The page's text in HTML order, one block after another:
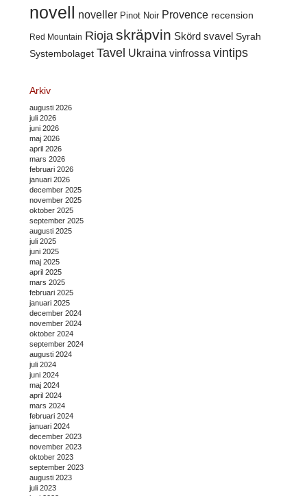
novell noveller Pinot Noir Provence recension
Red Mountain Rioja skräpvin Skörd svavel Syrah
Systembolaget Tavel Ukraina vinfrossa vintips
Arkiv
augusti 2026
juli 2026
juni 2026
maj 2026
april 2026
mars 2026
februari 2026
januari 2026
december 2025
november 2025
oktober 2025
september 2025
augusti 2025
juli 2025
juni 2025
maj 2025
april 2025
mars 2025
februari 2025
januari 2025
december 2024
november 2024
oktober 2024
september 2024
augusti 2024
juli 2024
juni 2024
maj 2024
april 2024
mars 2024
februari 2024
januari 2024
december 2023
november 2023
oktober 2023
september 2023
augusti 2023
juli 2023